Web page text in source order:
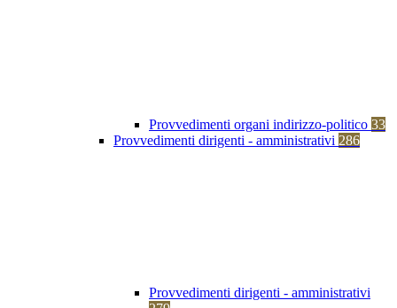
Provvedimenti organi indirizzo-politico 33
Provvedimenti dirigenti - amministrativi 286
Provvedimenti dirigenti - amministrativi